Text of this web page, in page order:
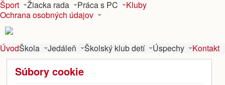
Šport Žiacka rada Práca s PC
Kluby
Ochrana osobných údajov
ÚvodŠkola Jedáleň Školský klub detí Úspechy Kontakt
Súbory cookie